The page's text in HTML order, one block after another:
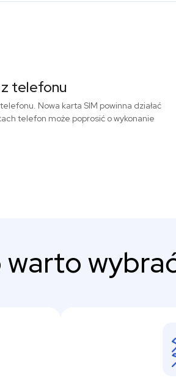
telefonu
Nowa karta SIM powinna działać
telefon może poprosić o wykonanie